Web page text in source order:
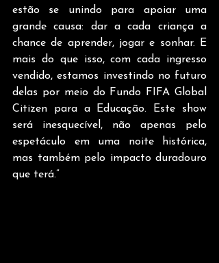
estão se unindo para apoiar uma
grande causa: dar a cada criança a
chance de aprender, jogar e sonhar. E
mais do que isso, com cada ingresso
vendido, estamos investindo no futuro
delas por meio do Fundo FIFA Global
Citizen para a Educação. Este show
será inesquecível, não apenas pelo
espetáculo em uma noite histórica,
mas também pelo impacto duradouro
que terá.”